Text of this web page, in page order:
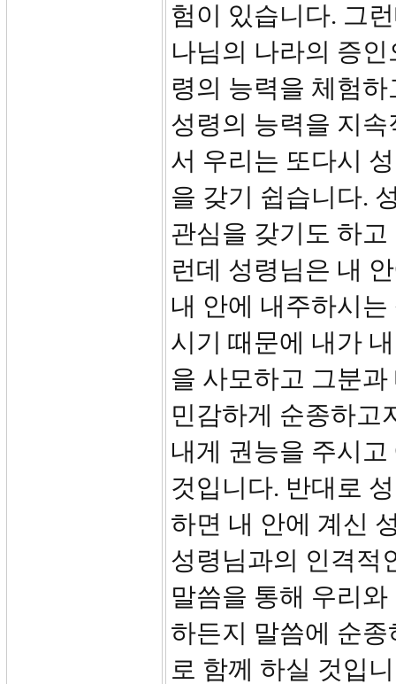
험이 있습니다. 그
나님의 나라의 증
령의 능력을 체험
성령의 능력을 지
서 우리는 또다시
을 갖기 쉽습니다.
관심을 갖기도 하
런데 성령님은 내
내 안에 내주하시
시기 때문에 내가
을 사모하고 그분
민감하게 순종하고
내게 권능을 주시
것입니다. 반대로
하면 내 안에 계신
성령님과의 인격적
말씀을 통해 우리
하든지 말씀에 순
로 함께 하실 것입